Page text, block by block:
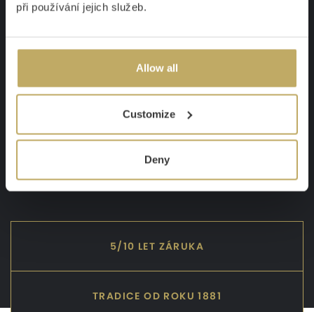
při používání jejich služeb.
Allow all
Customize
Deny
5/10 LET ZÁRUKA
TRADICE OD ROKU 1881